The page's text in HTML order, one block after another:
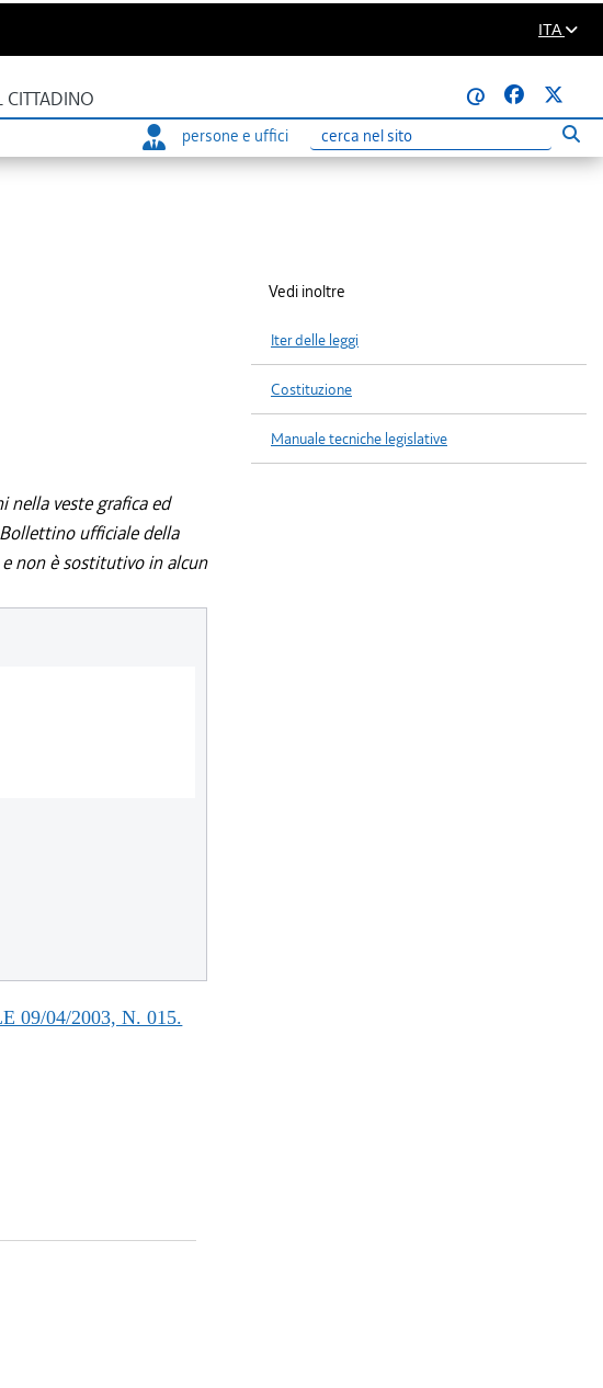
ITA
CITTADINO
@
persone e uffici
Ricerca
nella veste grafica ed
ufficiale della
non è sostitutivo in alcun
09/04/2003, N. 015.
Vedi inoltre
Iter delle leggi
Costituzione
Manuale tecniche legislative